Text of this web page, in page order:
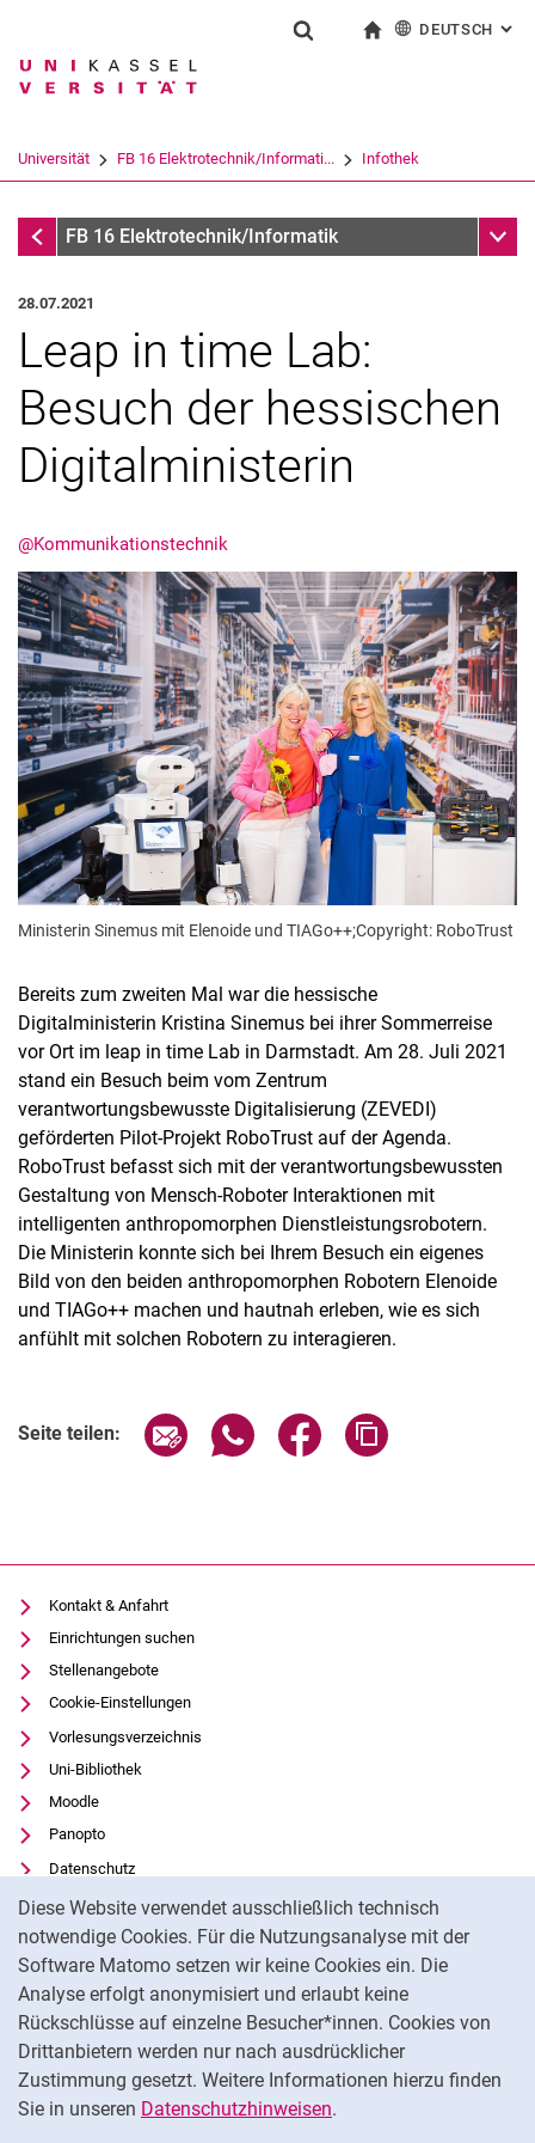
Springe direkt zu: Inhalt
Springe direkt zu: Suche
Springe direkt zu:
Diese Website verwendet ausschließlich technisch
notwendige Cookies. Für die Nutzungsanalyse mit der
Software Matomo setzen wir keine Cookies ein. Die
Analyse erfolgt anonymisiert und erlaubt keine
Rückschlüsse auf einzelne Besucher*innen. Cookies von
Drittanbietern werden nur nach ausdrücklicher
Zustimmung gesetzt. Weitere Informationen hierzu finden
Sie in unseren Datenschutzhinweisen.
Suchbegriff
Suchen (öffnet externen Link in einem
DEUTSCH :
Universität FB 16 Elektrotechnik/Informati... Infothek
InfothekFB 16 Elektrotechnik/Informatik
Termine
Aktuelles
Veranstaltungen
Stellenausschreibungen
28.07.2021
Leap in time Lab:
Besuch der hessischen
Digitalministerin
@Kommunikationstechnik
Ministerin Sinemus mit Elenoide und TIAGo++;Copyright: RoboTrust
Bereits zum zweiten Mal war die hessische
Digitalministerin Kristina Sinemus bei ihrer Sommerreise
vor Ort im leap in time Lab in Darmstadt. Am 28. Juli 2021
stand ein Besuch beim vom Zentrum
verantwortungsbewusste Digitalisierung (ZEVEDI)
geförderten Pilot-Projekt RoboTrust auf der Agenda.
RoboTrust befasst sich mit der verantwortungsbewussten
Gestaltung von Mensch-Roboter Interaktionen mit
intelligenten anthropomorphen Dienstleistungsrobotern.
Die Ministerin konnte sich bei Ihrem Besuch ein eigenes
Bild von den beiden anthropomorphen Robotern Elenoide
und TIAGo++ machen und hautnah erleben, wie es sich
anfühlt mit solchen Robotern zu interagieren.
Seite teilen: Seite über E-Mail teilen
Seite über WhatsApp teilen
Seite über Facebook
Kontakt & Anfahrt
Einrichtungen suchen
Stellenangebote
Cookie-Einstellungen
Vorlesungsverzeichnis
Uni-Bibliothek
Moodle
Panopto
Datenschutz
Barrierefreiheit
Transparenter KI-Einsatz
Impressum
Externer Link: Universität Kassel auf
Facebook (öffnet neues Fenster)
Externer Link: Universität Kassel auf
Youtube(öffnet neues Fenster)
Externer Link: Universität Kassel auf
Instagram (öffnet neues Fenster)